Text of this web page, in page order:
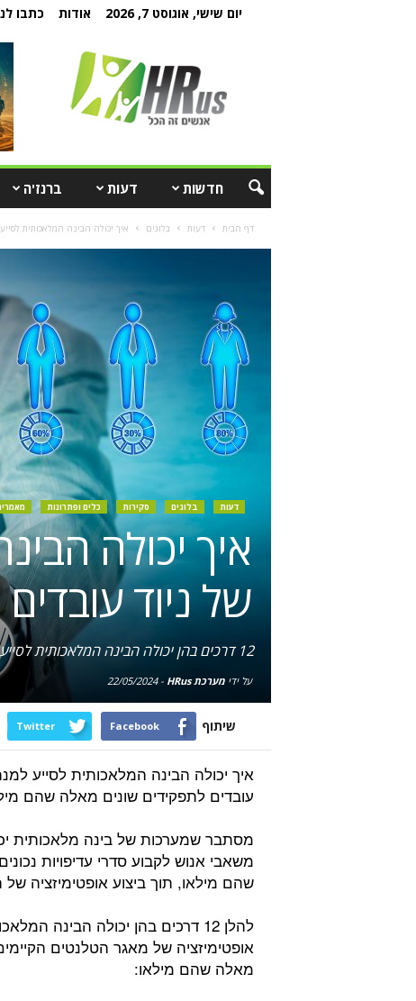
יום שישי, אוגוסט 7, 2026 אודות כתבו
חדשות דעות ברנז'ה
דף הבית דעות בלוגים איך יכולה הבינה המלאכותית
דעות בלוגים סקירות כלים ופתרונות
איך יכולה
של ניוד עובדים
12 דרכים בהן יכולה הבינה המלאכותית לסייע בביצוע אופטימיזציה של מאגר הטלנטים של החברה ע"י ניוד עובדים לתפקידים שונים מאלה שהם מילאו
על ידימערכת HRus -
22/05/2024
שיתוף Facebook
Twitter
איך יכולה הבינה המלאכותית לסייע
עובדים לתפקידים שונים מאלה שהם
מסתבר שמערכות של בינה מלאכותית
משאבי אנוש לקבוע סדרי עדיפויות
שהם מילאו, תוך ביצוע אופטימיזציה
להלן 12 דרכים בהן יכולה הבינה
אופטימיזציה של מאגר הטלנטים
מאלה שהם מילאו: